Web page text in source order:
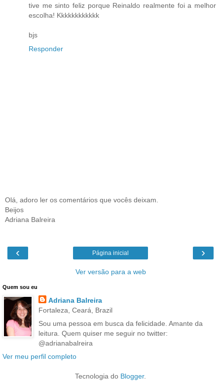
tive me sinto feliz porque Reinaldo realmente foi a melhor
escolha! Kkkkkkkkkkkk
bjs
Responder
Olá, adoro ler os comentários que vocês deixam.
Beijos
Adriana Balreira
‹ ›
Página inicial
Ver versão para a web
Quem sou eu
Adriana Balreira
Fortaleza, Ceará, Brazil
Sou uma pessoa em busca da felicidade. Amante da
leitura. Quem quiser me seguir no twitter:
@adrianabalreira
Ver meu perfil completo
Tecnologia do Blogger.